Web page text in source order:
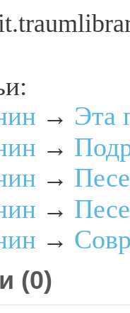
→ Эта
→
→
→
→
(0)